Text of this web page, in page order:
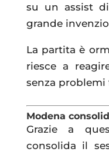
su un assist
grande
La partita è
riesce a
senza
Modena
Grazie a
consolida il